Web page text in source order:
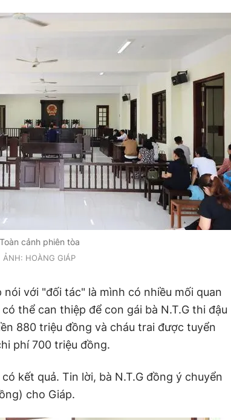
Toàn cảnh phiên tòa
ẢNH: HOÀNG GIÁP
với "đối tác" là mình có nhiều mối quan
thể can thiệp để con gái bà N.T.G thi đậu
880 triệu đồng và cháu trai được tuyển
phí 700 triệu đồng.
kết quả. Tin lời, bà N.T.G đồng ý chuyển
cho Giáp.